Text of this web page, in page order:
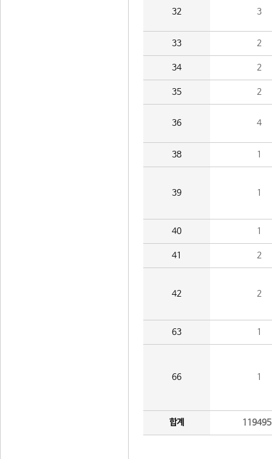
32 3
33 2
34 2
35 2
36 4
38 1
39 1
40 1
41 2
42 2
63 1
66 1
합계